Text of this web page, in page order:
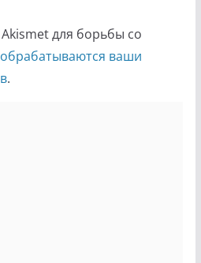
для борьбы со
обрабатываются ваши
.